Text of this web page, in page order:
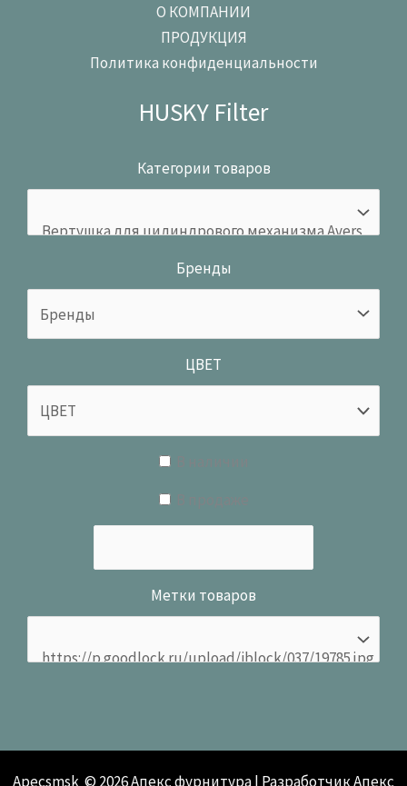
О КОМПАНИИ
ПРОДУКЦИЯ
Политика конфиденциальности
HUSKY Filter
Категории товаров
Бренды
ЦВЕТ
Метки товаров
Apecsmsk © 2026 Апекс фурнитура | Разработчик Апекс